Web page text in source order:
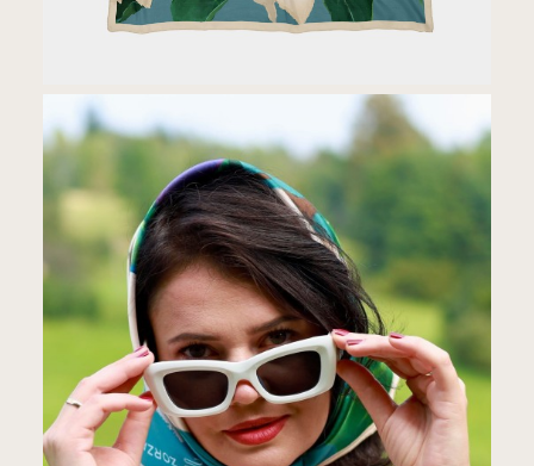
ATELIER JEDWABIU · POLSKA